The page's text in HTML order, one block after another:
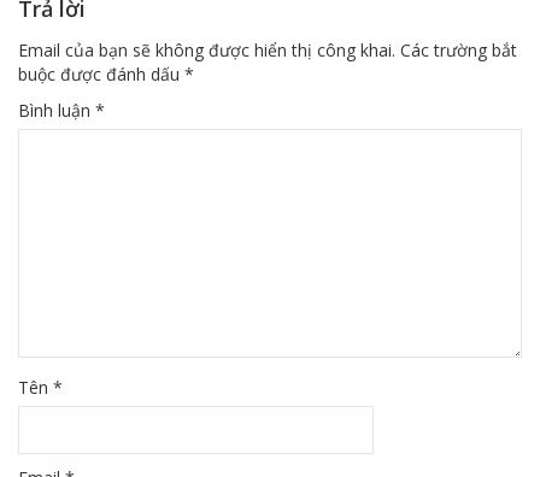
Trả lời
Email của bạn sẽ không được hiển thị công khai. Các trường bắt
buộc được đánh dấu *
Bình luận *
Tên *